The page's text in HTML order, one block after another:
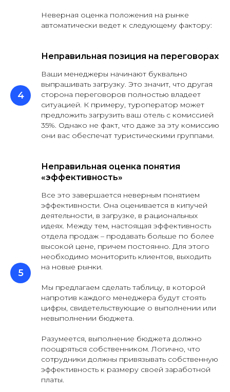
Неверная оценка положения на рынке
автоматически ведет к следующему фактору:
Неправильная позиция на переговорах
Ваши менеджеры начинают буквально
выпрашивать загрузку. Это значит, что другая
сторона переговоров полностью владеет
ситуацией. К примеру, туроператор может
предложить загрузить ваш отель с комиссией
35%. Однако не факт, что даже за эту комиссию
они вас обеспечат туристическими группами.
Неправильная оценка понятия
«эффективность»
Все это завершается неверным понятием
эффективности. Она оценивается в кипучей
деятельности, в загрузке, в рациональных
идеях. Между тем, настоящая эффективность
отдела продаж – продавать больше по более
высокой цене, причем постоянно. Для этого
необходимо мониторить клиентов, выходить
на новые рынки.
Мы предлагаем сделать таблицу, в которой
напротив каждого менеджера будут стоять
цифры, свидетельствующие о выполнении или
невыполнении бюджета.
Разумеется, выполнение бюджета должно
поощряться собственником. Логично, что
сотрудники должны привязывать собственную
эффективность к размеру своей заработной
платы.